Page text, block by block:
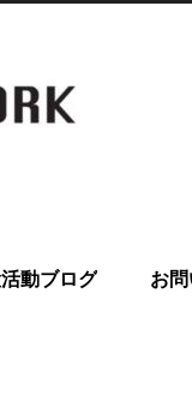
動ブログ お